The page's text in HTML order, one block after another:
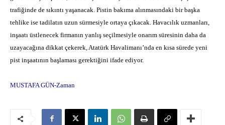
trafiğinde de sıkıntı yaşanacak. Pistin bakıma alınmasındaki bir başka
tehlike ise tadilatın uzun sürmesiyle ortaya çıkacak. Havacılık uzmanları,
inşaatı üstlenecek firmanın yanlış seçilmesiyle onarım süresinin daha da
uzayacağına dikkat çekerek, Atatürk Havalimanı’nda en kısa sürede yeni
pist inşaatının başlaması gerektiğini ifade ediyor.
MUSTAFA GÜN-Zaman